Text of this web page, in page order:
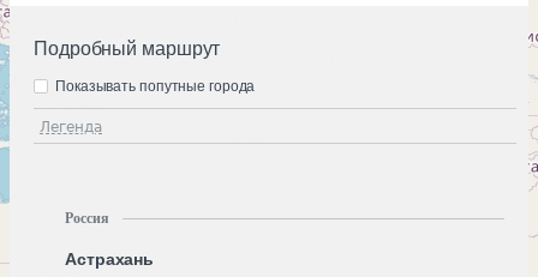
Подробный маршрут
Легенда
Показывать попутные города
Россия
Астрахань